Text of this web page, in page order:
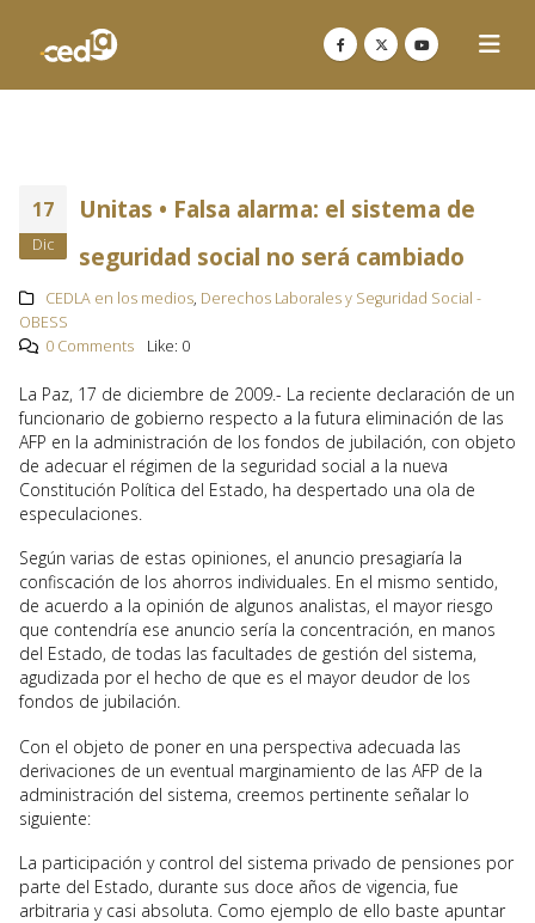
17
Dic
Unitas • Falsa alarma: el sistema de
seguridad social no será cambiado
CEDLA en los medios, Derechos Laborales y Seguridad Social -
OBESS
0 Comments
Like: 0
La Paz, 17 de diciembre de 2009.- La reciente declaración de un
funcionario de gobierno respecto a la futura eliminación de las
AFP en la administración de los fondos de jubilación, con objeto
de adecuar el régimen de la seguridad social a la nueva
Constitución Política del Estado, ha despertado una ola de
especulaciones.
Según varias de estas opiniones, el anuncio presagiaría la
confiscación de los ahorros individuales. En el mismo sentido,
de acuerdo a la opinión de algunos analistas, el mayor riesgo
que contendría ese anuncio sería la concentración, en manos
del Estado, de todas las facultades de gestión del sistema,
agudizada por el hecho de que es el mayor deudor de los
fondos de jubilación.
Con el objeto de poner en una perspectiva adecuada las
derivaciones de un eventual marginamiento de las AFP de la
administración del sistema, creemos pertinente señalar lo
siguiente:
La participación y control del sistema privado de pensiones por
parte del Estado, durante sus doce años de vigencia, fue
arbitraria y casi absoluta. Como ejemplo de ello baste apuntar